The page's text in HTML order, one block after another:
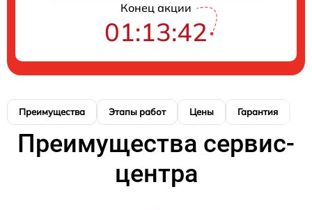
Конец акции
01:13:40
Преимущества Этапы работ Цены Гарантия
Преимущества сервис-
центра